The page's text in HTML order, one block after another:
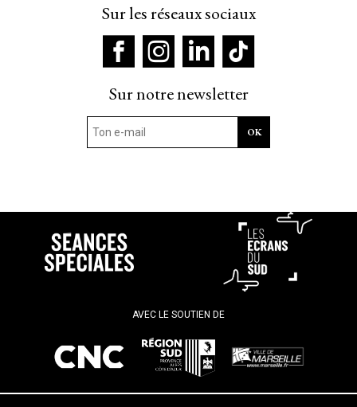
Sur les réseaux sociaux
Sur notre newsletter
AVEC LE SOUTIEN DE